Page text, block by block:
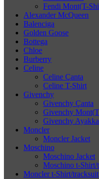
Fendi Mont(T-
Alexander McQueen
Balenciga
Golden Goose
Bottega
Chloe
Burberry
Celine
Celine Çanta
Celine T-Shirt
Givenchy
Givenchy Çanta
Givenchy
Givenchy
Moncler
Moncler Jacket
Moschino
Moschino Jacket
Moschino t-Shirt/
Moncler t-Shirt/tracksuit